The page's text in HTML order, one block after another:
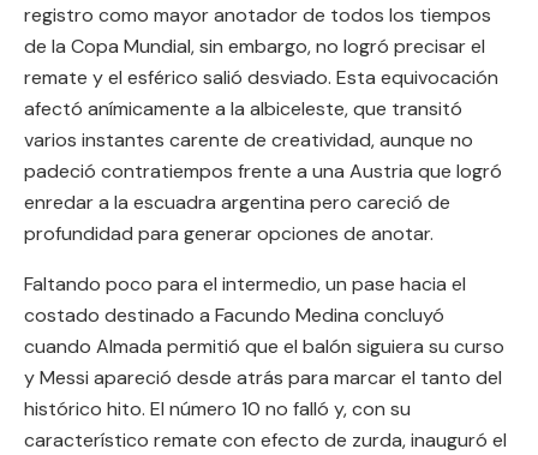
registro como mayor anotador de todos los tiempos
de la Copa Mundial, sin embargo, no logró precisar el
remate y el esférico salió desviado. Esta equivocación
afectó anímicamente a la albiceleste, que transitó
varios instantes carente de creatividad, aunque no
padeció contratiempos frente a una Austria que logró
enredar a la escuadra argentina pero careció de
profundidad para generar opciones de anotar.
Faltando poco para el intermedio, un pase hacia el
costado destinado a Facundo Medina concluyó
cuando Almada permitió que el balón siguiera su curso
y Messi apareció desde atrás para marcar el tanto del
histórico hito. El número 10 no falló y, con su
característico remate con efecto de zurda, inauguró el